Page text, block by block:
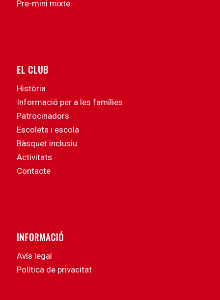
Pre-mini mixte
EL CLUB
Història
Informació per a les famílies
Patrocinadors
Escoleta i escola
Bàsquet inclusiu
Activitats
Contacte
INFORMACIÓ
Avís legal
Política de privacitat